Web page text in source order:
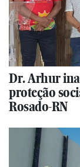
Dr. Arhur
proteção
Rosado-RN